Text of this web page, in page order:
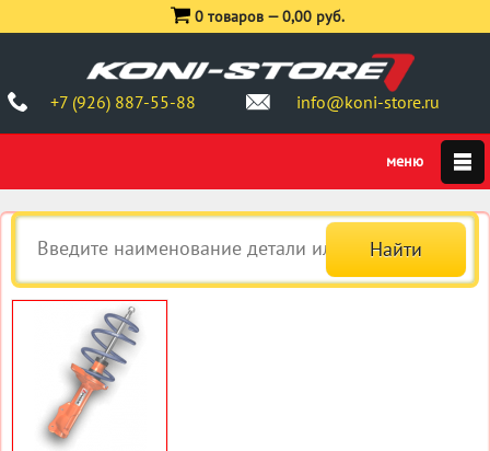
+7 (926) 887-55-88 info@koni-store.ru
0 товаров —0,00 руб.